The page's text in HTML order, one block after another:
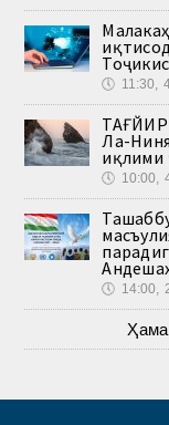
🕔 11:30,
Ла-
иқлими
🕔 10:00,
🕔 14:00,